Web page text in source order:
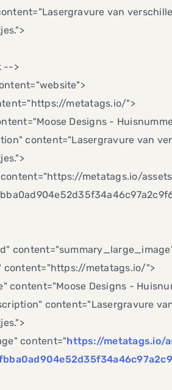
van
-->
metatags.io/">
Designs -
content="Lasergravure van
content="https://metatags.io/
content="https://metatags.io/">
content="Moose Designs -
content="Lasergravure
content="https://metatags.io/